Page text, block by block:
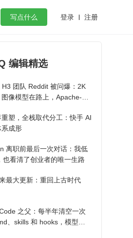
写点什么 登录 注册
flutter
编辑精选
H3 团队 Reddit 被问爆：2K
像模型在路上，Apache-2.0
塑，全栈取代分工：快手 AI
成形
离职前最后一次对话：我低
也看清了创业者的唯一生路
最大更新：重回上古时代
之父：每半年清空一次
、skills 和 hooks，模型自